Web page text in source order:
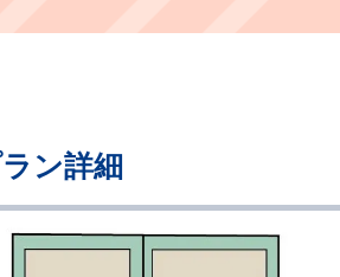
ン詳細